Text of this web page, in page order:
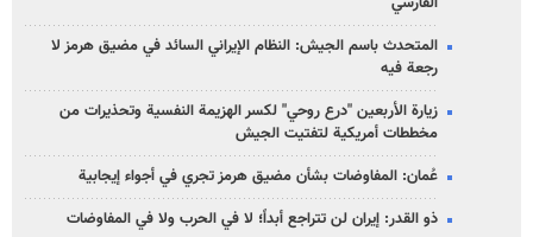
المتحدث باسم الجيش: النظام الإيراني السائد في مضيق هرمز لا
رجعة فيه
زيارة الأربعين "درع روحي" لكسر الهزيمة النفسية وتحذيرات من
مخططات أمريكية لتفتيت الجيش
عُمان: المفاوضات بشأن مضيق هرمز تجري في أجواء إيجابية
ذو القدر: إيران لن تتراجع أبداً؛ لا في الحرب ولا في المفاوضات